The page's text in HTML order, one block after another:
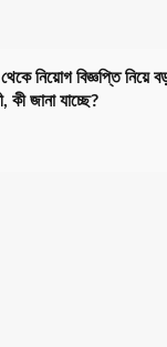
থেকে নিয়োগ বিজ্ঞপ্তি
জানা যাচ্ছে?